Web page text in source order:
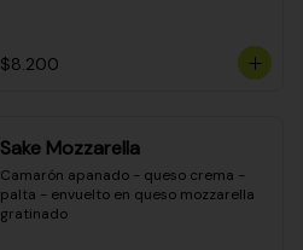
$8.200
Sake Mozzarella
Camarón apanado - queso crema -
palta - envuelto en queso mozzarella
gratinado